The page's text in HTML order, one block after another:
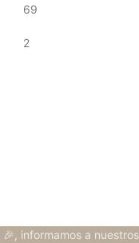
69
2
🎉, informamos a nuestros